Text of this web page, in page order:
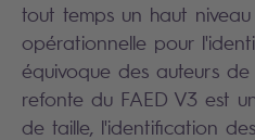
tout temps un haut
opérationnelle pour
équivoque des auteurs
refonte du FAED V3 est
de taille, l'identification